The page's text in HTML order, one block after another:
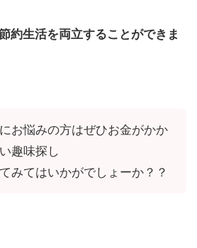
約生活を両立することができま
お悩みの方はぜひお金がかか
趣味探し
みてはいかがでしょーか？？